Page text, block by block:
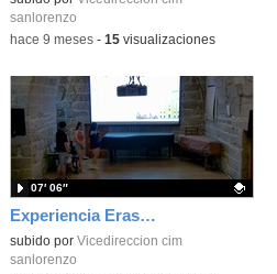
sanlorenzo
-hace 9 meses- 15visualizaciones
Experiencia Erasmus Monza, Italia
Contenido educativo.
subido por Vicedireccion cim
sanlorenzo
07′ 06″